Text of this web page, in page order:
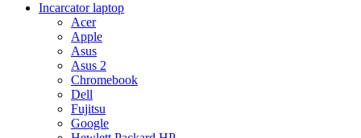
Incarcator laptop
Acer
Apple
Asus
Asus 2
Chromebook
Dell
Fujitsu
Google